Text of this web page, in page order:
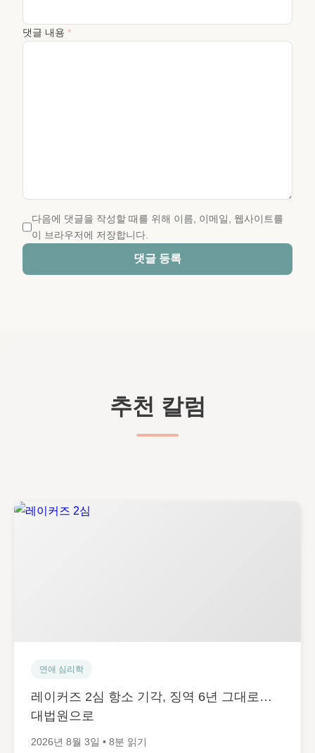
댓글 내용 *
다음에 댓글을 작성할 때를 위해 이름, 이메일, 웹사이트를
이 브라우저에 저장합니다.
댓글 등록
추천 칼럼
연애 심리학
레이커즈 2심 항소 기각, 징역 6년 그대로…
대법원으로
2026년 8월 3일 • 8분 읽기